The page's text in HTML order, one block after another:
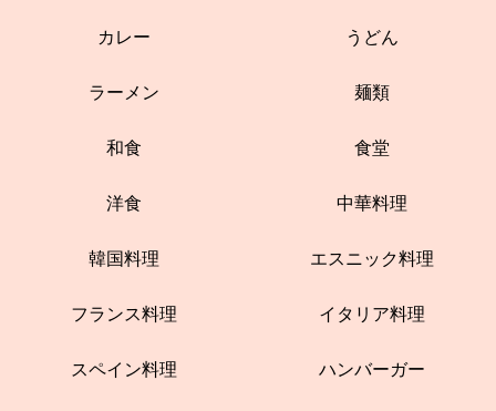
カレー うどん
ラーメン 麺類
和食 食堂
洋食 中華料理
韓国料理 エスニック料理
フランス料理 イタリア料理
スペイン料理 ハンバーガー